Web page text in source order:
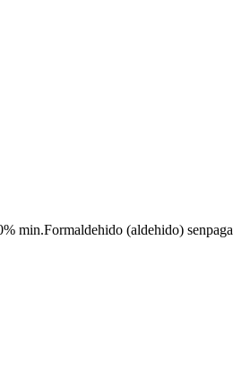
min.Formaldehido (aldehido) senpaga